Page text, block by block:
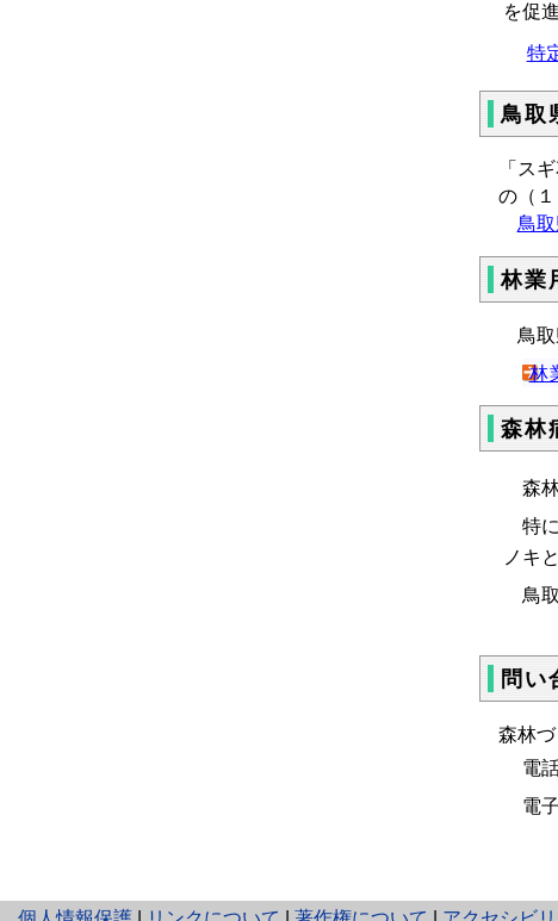
を促
特
鳥取
「ス
の（
鳥
林業
鳥取
林
森林
森林
特に
ノキ
鳥取
問い
森林
電
電
と